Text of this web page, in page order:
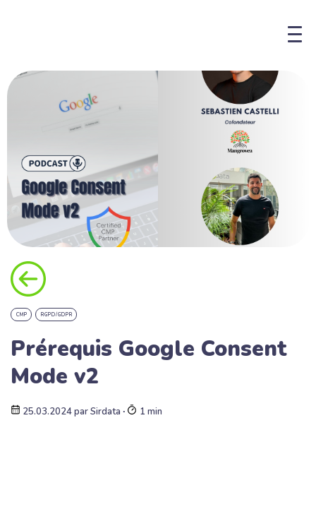
CMP RGPD/GDPR
Prérequis Google Consent
Mode v2
25.03.2024parSirdata ∙ 1 min